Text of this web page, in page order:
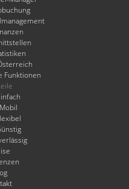
Funktionen
Mobil